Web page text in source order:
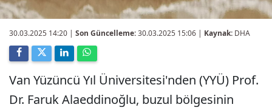
30.03.2025 14:20 | Son Güncelleme:30.03.2025 15:06 | Kaynak: DHA
Van Yüzüncü Yıl Üniversitesi'nden (YYÜ) Prof.
Dr. Faruk Alaeddinoğlu, buzul bölgesinin